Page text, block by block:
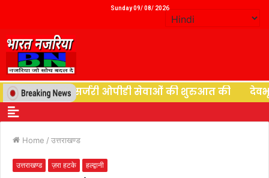
Sunday 09/ 08/ 2026
ने न्यूरोसर्जरी ओपीडी सेवाओं की शुरुआत की देवभूमि
Home / उत्तराखण्ड
उत्तराखण्ड ज़रा हटके हल्द्वानी